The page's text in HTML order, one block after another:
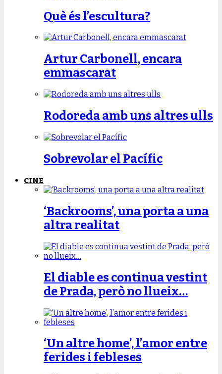
Què és l’escultura?
Artur Carbonell, encara
emmascarat
Rodoreda amb uns altres ulls
Sobrevolar el Pacífic
CINE
‘Backrooms’, una porta a una
altra realitat
El diable es continua vestint
de Prada, però no llueix…
‘Un altre home’, l’amor entre
ferides i febleses